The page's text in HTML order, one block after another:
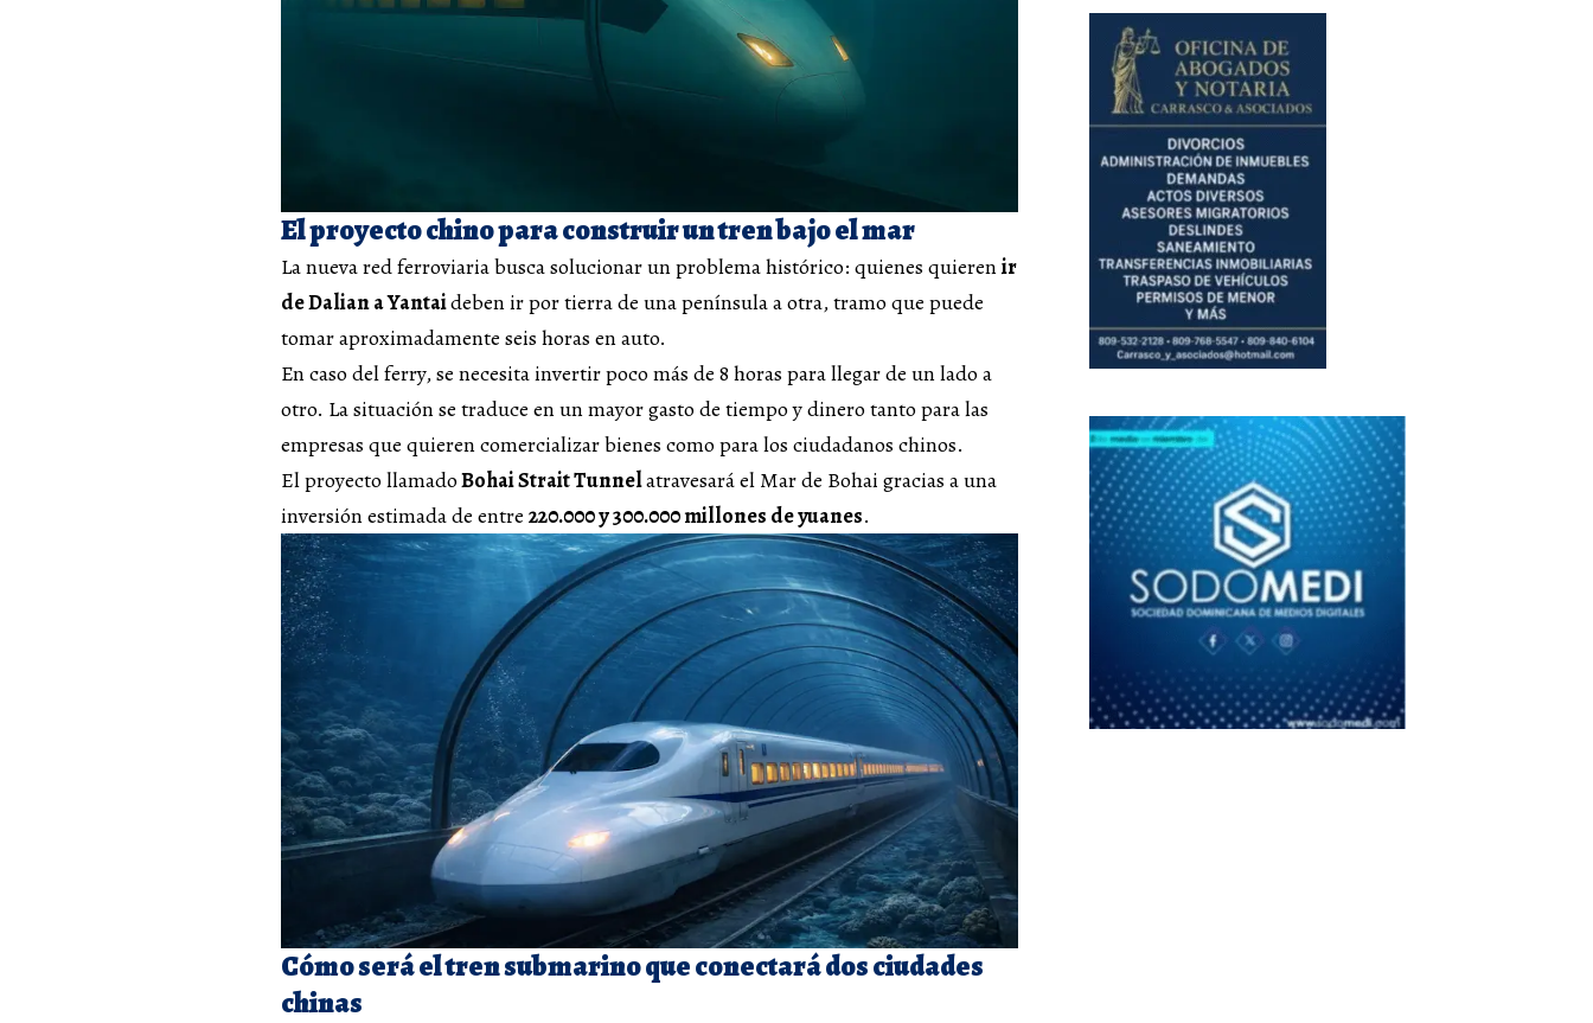
El proyecto chino para construir un tren bajo el mar
La nueva red ferroviaria busca solucionar un problema histórico: quienes quierenir
de Dalian a Yantaideben ir por tierra de una península a otra, tramo que puede
tomar aproximadamente seis horas en auto.
En caso del ferry, se necesita invertir poco más de 8 horas para llegar de un lado a
otro. La situación se traduce en un mayor gasto de tiempo y dinero tanto para las
empresas que quieren comercializar bienes como para los ciudadanos chinos.
El proyecto llamadoBohai Strait Tunnelatravesará el Mar de Bohai gracias a una
inversión estimada de entre 220.000 y 300.000 millones de yuanes.
Cómo será el tren submarino que conectará dos ciudades
chinas